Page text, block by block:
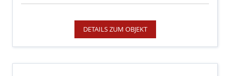
DETAILS ZUM OBJEKT